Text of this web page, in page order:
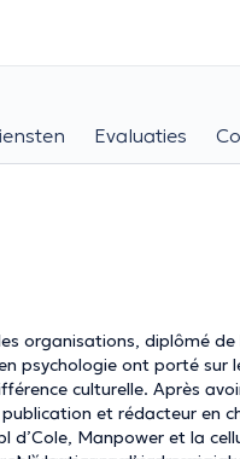
Evaluaties
organisations, diplômé de
psychologie ont porté
culturelle. Après
et rédacteur en
d’Cole, Manpower et la